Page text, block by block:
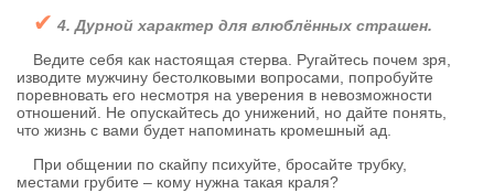
✔ 4. Дурной характер для влюблённых страшен.
Ведите себя как настоящая стерва. Ругайтесь почем зря,
изводите мужчину бестолковыми вопросами, попробуйте
поревновать его несмотря на уверения в невозможности
отношений. Не опускайтесь до унижений, но дайте понять,
что жизнь с вами будет напоминать кромешный ад.
При общении по скайпу психуйте, бросайте трубку,
местами грубите – кому нужна такая краля?